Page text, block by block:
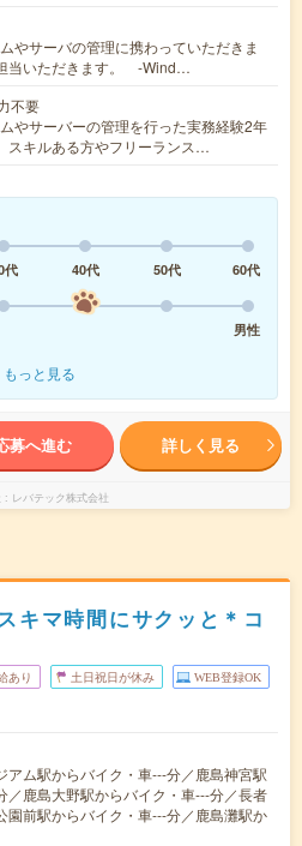
やサーバの管理に携わっていただきま
当いただきます。 -Wind…
不要
やサーバーの管理を行った実務経験2年
スキルある方やフリーランス…
代 40代 50代
60代
男性
もっと見る
募へ進む 詳しく見る
レバテック株式会社
キマ時間にサクッと＊コ
あり 土日祝日が休み WEB登録OK
アム駅からバイク・車---分／鹿島神宮駅
／鹿島大野駅からバイク・車---分／長者
園前駅からバイク・車---分／鹿島灘駅か